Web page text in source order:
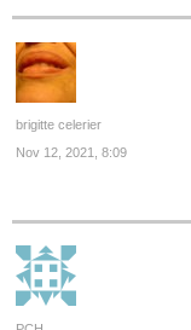
brigitte celerier
Nov 12, 2021, 8:09